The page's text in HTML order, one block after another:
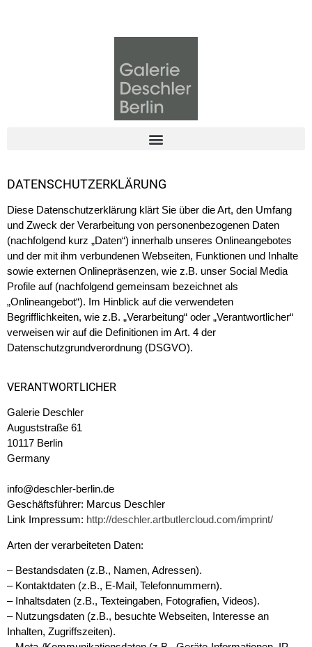
DATENSCHUTZERKLÄRUNG
Diese Datenschutzerklärung klärt Sie über die Art, den Umfang
und Zweck der Verarbeitung von personenbezogenen Daten
(nachfolgend kurz „Daten“) innerhalb unseres Onlineangebotes
und der mit ihm verbundenen Webseiten, Funktionen und Inhalte
sowie externen Onlinepräsenzen, wie z.B. unser Social Media
Profile auf (nachfolgend gemeinsam bezeichnet als
„Onlineangebot“). Im Hinblick auf die verwendeten
Begrifflichkeiten, wie z.B. „Verarbeitung“ oder „Verantwortlicher“
verweisen wir auf die Definitionen im Art. 4 der
Datenschutzgrundverordnung (DSGVO).
VERANTWORTLICHER
Galerie Deschler
Auguststraße 61
10117 Berlin
Germany
info@deschler-berlin.de
Geschäftsführer: Marcus Deschler
Link Impressum: http://deschler.artbutlercloud.com/imprint/
Arten der verarbeiteten Daten:
– Bestandsdaten (z.B., Namen, Adressen).
– Kontaktdaten (z.B., E-Mail, Telefonnummern).
– Inhaltsdaten (z.B., Texteingaben, Fotografien, Videos).
– Nutzungsdaten (z.B., besuchte Webseiten, Interesse an
Inhalten, Zugriffszeiten).